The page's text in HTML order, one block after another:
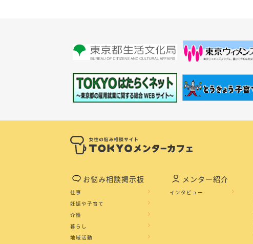
お悩み相談掲示板
仕事
妊娠や子育て
介護
暮らし
地域活動
メンター紹介
インタビュー